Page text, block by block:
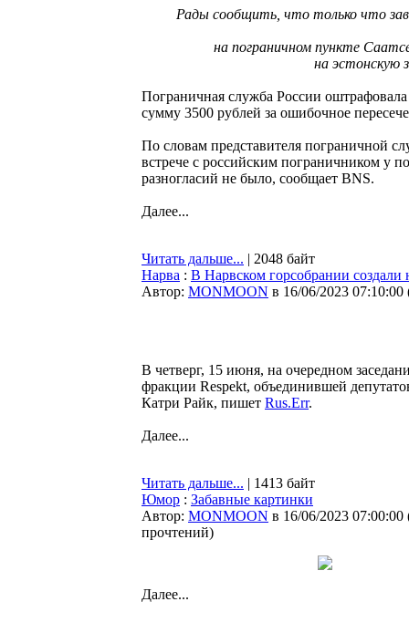
Рады сообщить, что только что
на пограничном пункте
на эстонскую
Пограничная служба России
сумму 3500 рублей за ошибочное
По словам представителя пограничной
встрече с российским пограничником у
разногласий не было, сообщает BNS.
Далее...
Читать дальше... | 2048 байт
Нарва : В Нарвском горсобрании
Автор: MONMOON в 16/06/2023 07:10:00
В четверг, 15 июня, на очередном
фракции Respekt, объединившей
Катри Райк, пишет Rus.Err.
Далее...
Читать дальше... | 1413 байт
Юмор : Забавные картинки
Автор: MONMOON в 16/06/2023 07:00:00
прочтений)
Далее...